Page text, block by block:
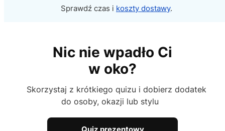
Sprawdź czas i koszty dostawy.
Nic nie wpadło Ci
w oko?
Skorzystaj z krótkiego quizu i dobierz dodatek
do osoby, okazji lub stylu
Quiz prezentowy